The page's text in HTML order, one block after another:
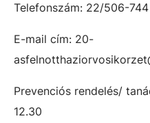
Telefonszám: 22/506-744
E-mail cím: 20-
Prevenciós rendelés/
12.30